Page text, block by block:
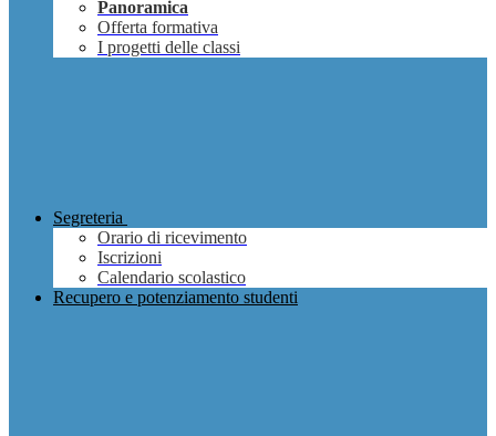
Panoramica
Offerta formativa
I progetti delle classi
Segreteria
Orario di ricevimento
Iscrizioni
Calendario scolastico
Recupero e potenziamento studenti